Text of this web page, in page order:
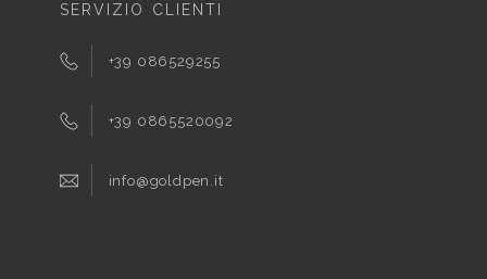
SERVIZIO CLIENTI
+39 086529255
+39 0865520092
info@goldpen.it